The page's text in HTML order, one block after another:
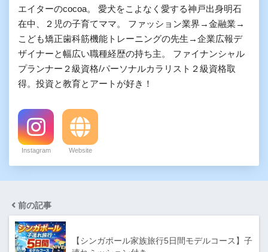
エイターのcocoa。 愛犬をこよなく愛する神戸出身明石
在中、２児の子育てママ。 ファッション業界→金融業→
こども矯正歯科筋機能トレーニングの先生→企業広報デ
ザイナーと幅広い職種経歴の持ち主。 ファイナンシャル
プランナー２級資格/パーソナルカラリスト２級資格取
得。投資と教育とアートが好き！
Instagram Website
前の記事
【シンガポール家族旅行5日間モデルコース】子